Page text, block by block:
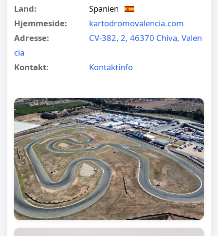
Land:
Spanien
Hjemmeside:
kartodromovalencia.com
Adresse:
CV-382, 2, 46370 Chiva, Valen
cia
Kontakt:
Kontaktinfo